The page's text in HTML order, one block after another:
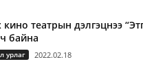
кино театрын дэлгэцнээ
байна
урлаг 2022.02.18